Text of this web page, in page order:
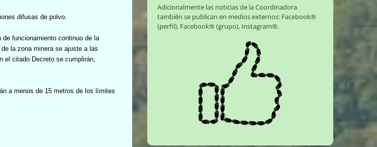
difusas de polvo.
funcionamiento continuo de la
la zona minera se ajuste a las
el citado Decreto se cumplirán,
a menos de 15 metros de los límites
Adicionalmente las noticias de la Coordinadora
también se publican en medios externos: Facebook®
(perfil), Facebook® (grupo), Instagram®.